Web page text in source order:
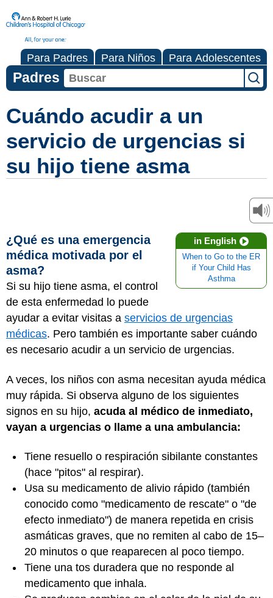
Para Padres Para Niños Para Adolescentes
Padres
Cuándo acudir a un
servicio de urgencias si
su hijo tiene asma
in English
When to Go to the ER
if Your Child Has
Asthma
¿Qué es una emergencia
médica motivada por el
asma?
Si su hijo tiene asma, el control
de esta enfermedad lo puede
ayudar a evitar visitas a servicios de urgencias
médicas. Pero también es importante saber cuándo
es necesario acudir a un servicio de urgencias.
A veces, los niños con asma necesitan ayuda médica
muy rápida. Si observa alguno de los siguientes
signos en su hijo, acuda al médico de inmediato,
vayan a urgencias o llame a una ambulancia:
Tiene resuello o respiración sibilante constantes
(hace "pitos" al respirar).
Usa su medicamento de alivio rápido (también
conocido como "medicamento de rescate" o "de
efecto inmediato") de manera repetida en crisis
asmáticas graves, que no remiten al cabo de 15–
20 minutos o que reaparecen al poco tiempo.
Tiene una tos duradera que no responde al
medicamento que inhala.